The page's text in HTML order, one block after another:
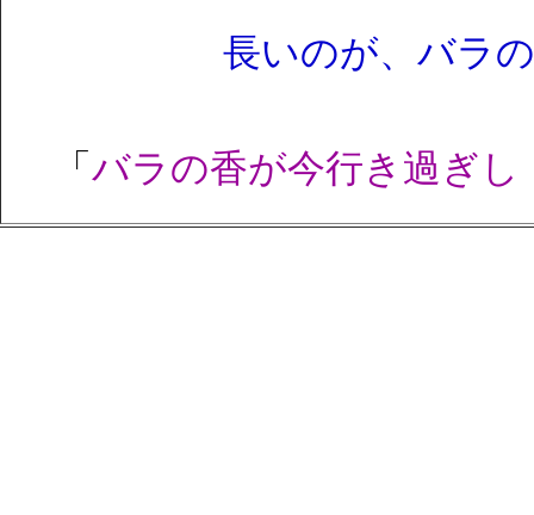
長いのが、バラ
「 バラの香が今行き過ぎ